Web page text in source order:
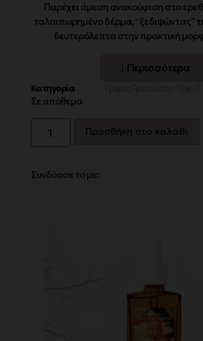
Παρέχειάμεση ανακούφιση στο
ταλαιπωρημένο δέρμα, “ξεδιψώντας”
δευτερόλεπτα στηνπρακτική
Περισσότερα
Κατηγορία
Σε απόθεμα
Προσθήκη στο καλάθι
Συνδύασε το με: